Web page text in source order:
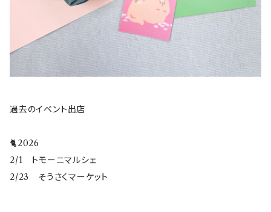
過去のイベント出店
🐈2026
2/1 トモーニマルシェ
2/23 そうさくマーケット